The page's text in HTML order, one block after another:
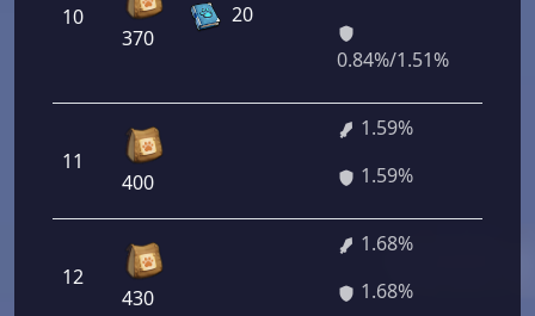
10
370
20
0.84%/1.51%
11
400
1.59%
1.59%
12
430
1.68%
1.68%